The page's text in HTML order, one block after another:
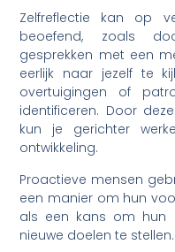
Zelfreflectie kan op
beoefend, zoals
gesprekken met een
eerlijk naar jezelf te
overtuigingen of
identificeren. Door
kun je gerichter
ontwikkeling.
Proactieve mensen
een manier om hun
als een kans om hun
nieuwe doelen te stellen.